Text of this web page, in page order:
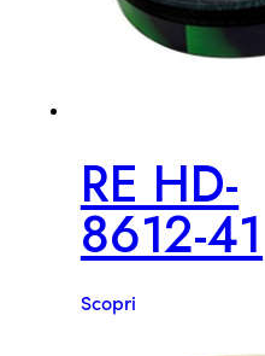
RE HD-
8612-41
Scopri